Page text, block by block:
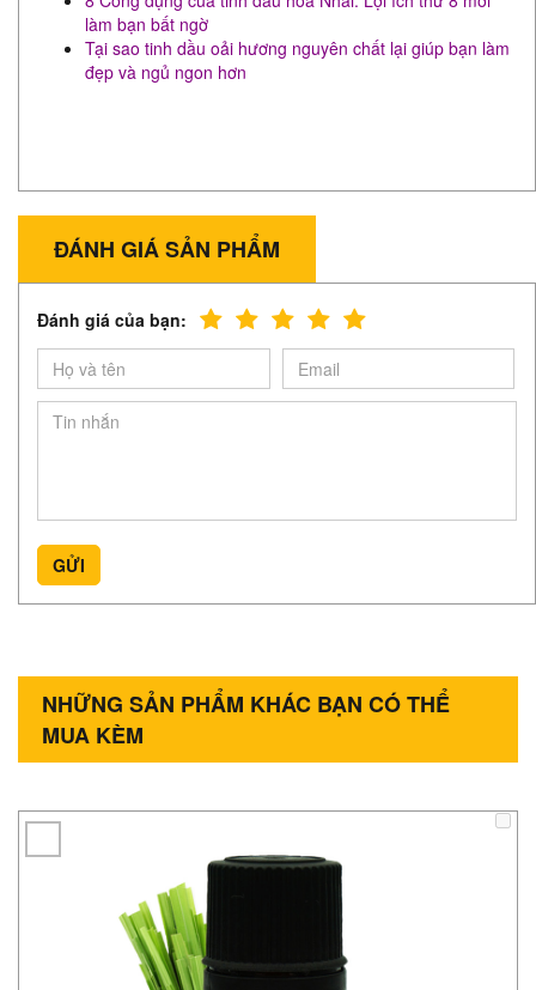
làm bạn bất ngờ
Tại sao tinh dầu oải hương nguyên chất lại giúp bạn làm
đẹp và ngủ ngon hơn​
ĐÁNH GIÁ SẢN PHẨM
Đánh giá của bạn:
GỬI
NHỮNG SẢN PHẨM KHÁC BẠN CÓ THỂ
MUA KÈM